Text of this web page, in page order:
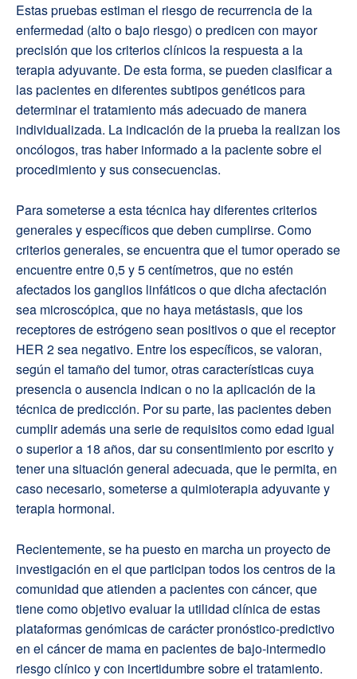
Estas pruebas estiman el riesgo de recurrencia de la
enfermedad (alto o bajo riesgo) o predicen con mayor
precisión que los criterios clínicos la respuesta a la
terapia adyuvante. De esta forma, se pueden clasificar a
las pacientes en diferentes subtipos genéticos para
determinar el tratamiento más adecuado de manera
individualizada. La indicación de la prueba la realizan los
oncólogos, tras haber informado a la paciente sobre el
procedimiento y sus consecuencias.
Para someterse a esta técnica hay diferentes criterios
generales y específicos que deben cumplirse. Como
criterios generales, se encuentra que el tumor operado se
encuentre entre 0,5 y 5 centímetros, que no estén
afectados los ganglios linfáticos o que dicha afectación
sea microscópica, que no haya metástasis, que los
receptores de estrógeno sean positivos o que el receptor
HER 2 sea negativo. Entre los específicos, se valoran,
según el tamaño del tumor, otras características cuya
presencia o ausencia indican o no la aplicación de la
técnica de predicción. Por su parte, las pacientes deben
cumplir además una serie de requisitos como edad igual
o superior a 18 años, dar su consentimiento por escrito y
tener una situación general adecuada, que le permita, en
caso necesario, someterse a quimioterapia adyuvante y
terapia hormonal.
Recientemente, se ha puesto en marcha un proyecto de
investigación en el que participan todos los centros de la
comunidad que atienden a pacientes con cáncer, que
tiene como objetivo evaluar la utilidad clínica de estas
plataformas genómicas de carácter pronóstico-predictivo
en el cáncer de mama en pacientes de bajo-intermedio
riesgo clínico y con incertidumbre sobre el tratamiento.